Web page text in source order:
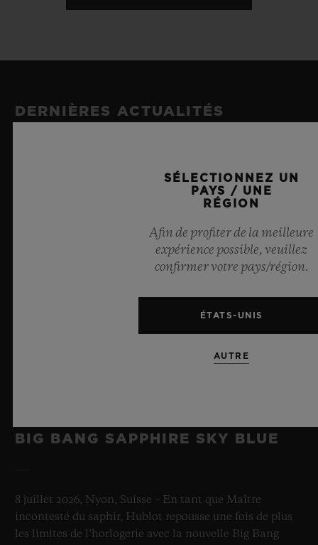
DERNIÈRES ACTUALITÉS
BIG BANG SAPPHIRE SKY BLUE
8 juillet 2026, Nyon, Suisse – En tant que Maître
incontesté du saphir, Hublot repousse une fois de plus
les limites de l’horlogerie avec la nouvelle Big Bang
SÉLECTIONNEZ UN
PAYS / UNE
RÉGION
Afin de profiter de la meilleure
expérience possible, veuillez
confirmer votre pays/région.
ÉTATS-UNIS
AUTRE